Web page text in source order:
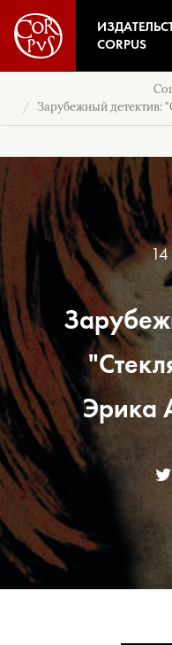
CORPUS
Зарубежный детектив:
14
Эрика